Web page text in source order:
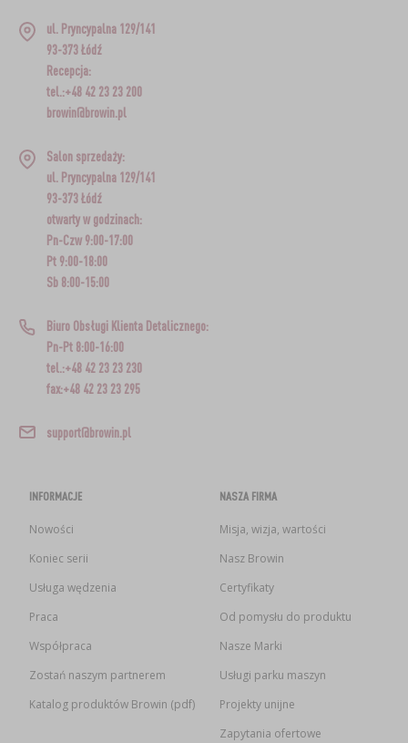
ul. Pryncypalna 129/141
93-373 Łódź
Recepcja:
tel.:+48 42 23 23 200
browin@browin.pl
Salon sprzedaży:
ul. Pryncypalna 129/141
93-373 Łódź
otwarty w godzinach:
Pn-Czw 9:00-17:00
Pt 9:00-18:00
Sb 8:00-15:00
Biuro Obsługi Klienta Detalicznego:
Pn-Pt 8:00-16:00
tel.:+48 42 23 23 230
fax:+48 42 23 23 295
support@browin.pl
INFORMACJE
Nowości
Koniec serii
Usługa wędzenia
Praca
Współpraca
Zostań naszym partnerem
Katalog produktów Browin (pdf)
NASZA FIRMA
Misja, wizja, wartości
Nasz Browin
Certyfikaty
Od pomysłu do produktu
Nasze Marki
Usługi parku maszyn
Projekty unijne
Zapytania ofertowe